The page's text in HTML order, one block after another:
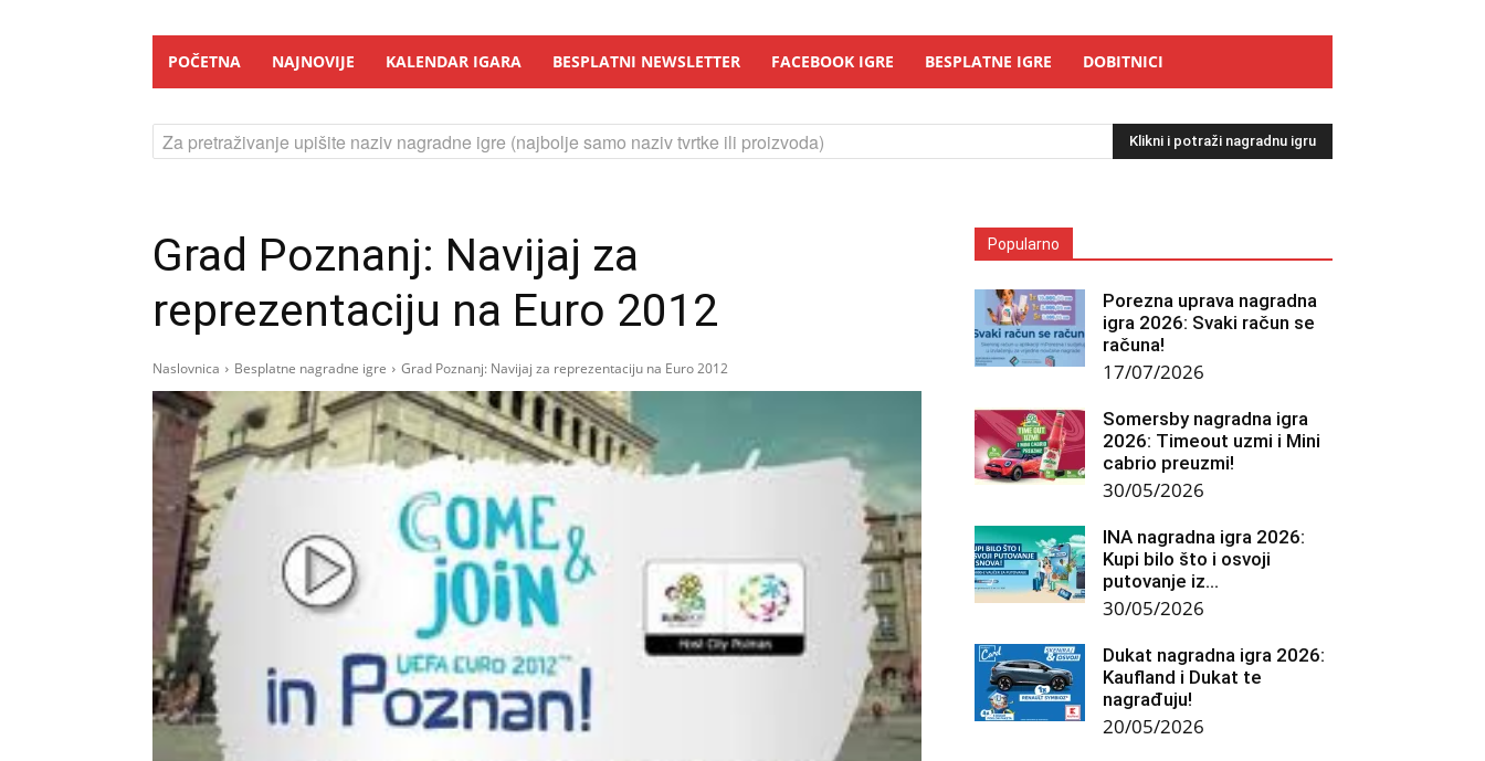
POČETNA NAJNOVIJE KALENDAR IGARA BESPLATNI NEWSLETTER FACEBOOK IGRE BESPLATNE IGRE DOBITNICI
Za pretraživanje upišite naziv nagradne igre (najbolje samo naziv tvrtke ili proizvoda) Klikni i potraži nagradnu igru
Grad Poznanj: Navijaj za
reprezentaciju na Euro 2012
Naslovnica Besplatne nagradne igre Grad Poznanj: Navijaj za reprezentaciju na Euro 2012
Popularno
Porezna uprava nagradna
igra 2026: Svaki račun se
računa!
17/07/2026
Somersby nagradna igra
2026: Timeout uzmi i Mini
cabrio preuzmi!
30/05/2026
INA nagradna igra 2026:
Kupi bilo što i osvoji
putovanje iz...
30/05/2026
Dukat nagradna igra 2026:
Kaufland i Dukat te
nagrađuju!
20/05/2026